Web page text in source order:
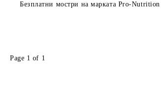
Безплатни мостри на марката Pro-
Page 1 of 1